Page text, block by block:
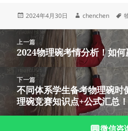
发
于
2024年4月30日
作
chenchen
文
上一篇
上
文
章：
2024物理碗考情分析！如
下一篇
下
篇
文
不同体系学生备考物理碗时
理碗竞赛知识点+公式汇总！
微信咨